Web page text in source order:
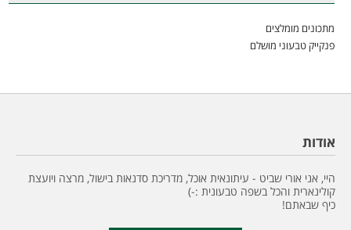
מתכונים מומלצים
פנקייק טבעוני מושלם
אודות
היי, אני אורי שביט - עיתונאית אוכל, מדריכת סדנאות בישול, מרצה ויועצת
קולינארית והכל בשפה טבעונית :-)
כיף שבאתם!